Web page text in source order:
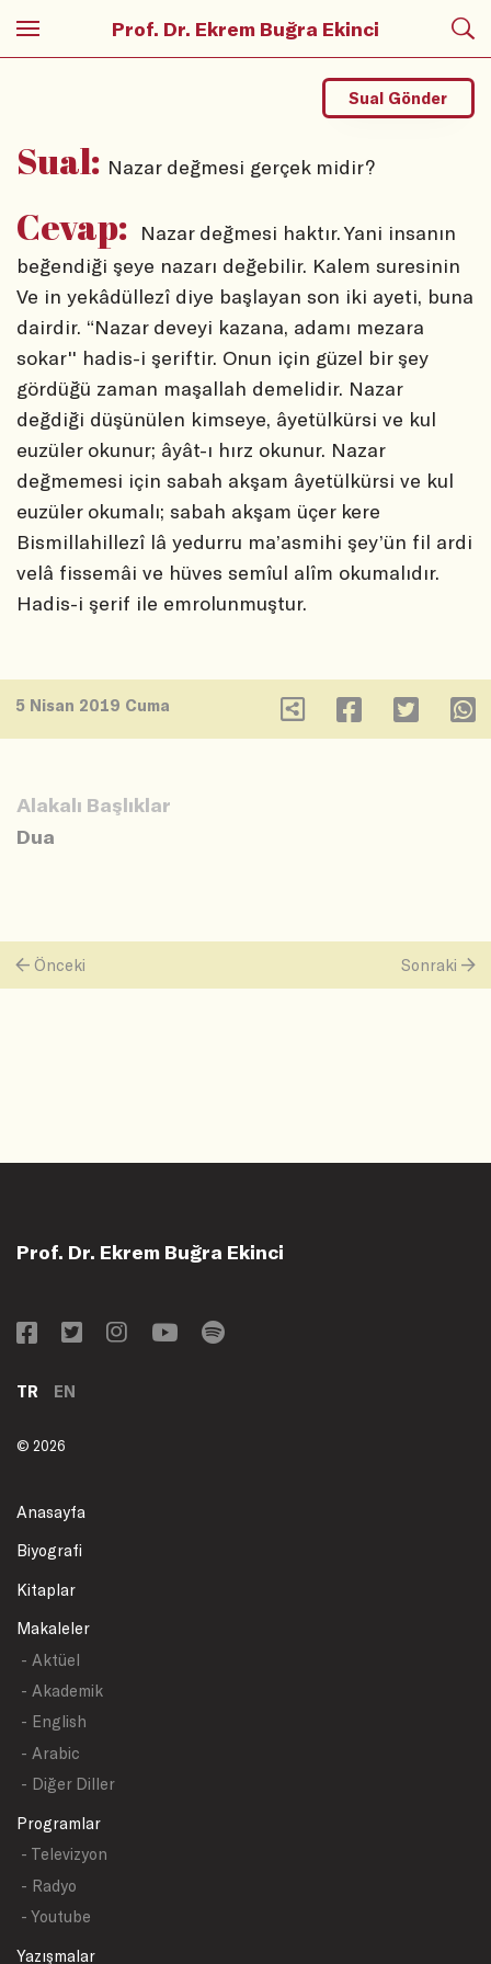
Prof. Dr. Ekrem Buğra Ekinci
Sual: Nazar değmesi gerçek midir?
Sual Gönder
Cevap:
Nazar değmesi haktır. Yani insanın
beğendiği şeye nazarı değebilir. Kalem suresinin
Ve in yekâdüllezî diye başlayan son iki ayeti, buna
dairdir. “Nazar deveyi kazana, adamı mezara
sokar'' hadis-i şeriftir. Onun için güzel bir şey
gördüğü zaman maşallah demelidir. Nazar
değdiği düşünülen kimseye, âyetülkürsi ve kul
euzüler okunur; âyât-ı hırz okunur. Nazar
değmemesi için sabah akşam âyetülkürsi ve kul
euzüler okumalı; sabah akşam üçer kere
Bismillahillezî lâ yedurru ma’asmihi şey’ün fil ardi
velâ fissemâi ve hüves semîul alîm okumalıdır.
Hadis-i şerif ile emrolunmuştur.
5 Nisan 2019 Cuma
Alakalı Başlıklar
Dua
Önceki Sonraki
Prof. Dr. Ekrem Buğra Ekinci
TR EN
© 2026
Anasayfa
Biyografi
Kitaplar
Makaleler
- Aktüel
- Akademik
- English
- Arabic
- Diğer Diller
Programlar
- Televizyon
- Radyo
- Youtube
Yazışmalar